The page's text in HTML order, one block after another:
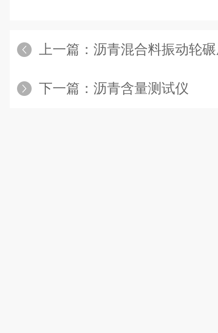
上一篇： 沥青混合料振动轮
下一篇： 沥青含量测试仪